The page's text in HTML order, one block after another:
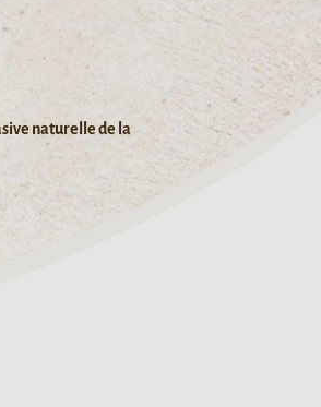
naturelle de la